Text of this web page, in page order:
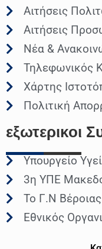
Αιτήσεις
Αιτήσεις
Νέα &
Τηλεφωνικός
Χάρτης
Πολιτική
εξωτερικοι
Υπουργείο
3η ΥΠΕ
Το Γ.Ν
Εθνικός